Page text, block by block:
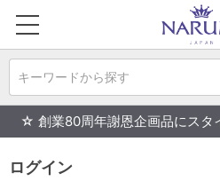
キーワードから探す
☆ 創業80周年謝恩企画品にスタ
ログイン